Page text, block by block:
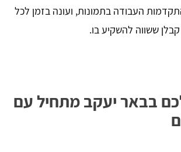
העבודה בתמונות, ועונה בזמן לכל
ששווה להשקיע בו.
בבאר יעקב מתחיל עם